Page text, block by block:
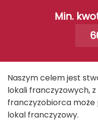
Min.
Naszym celem jest
lokali franczyzowych, z
franczyzobiorca może
lokal franczyzowy.